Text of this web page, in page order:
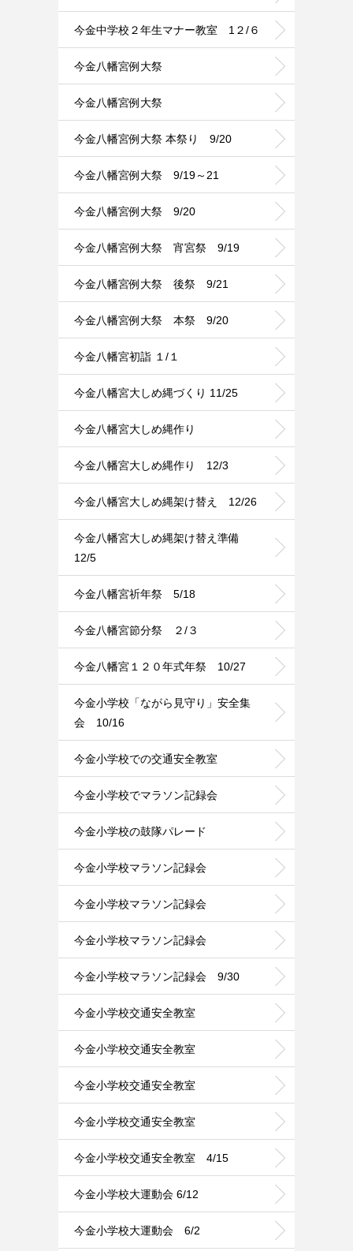
今金中学校２年生マナー教室 1２/６
今金八幡宮例大祭
今金八幡宮例大祭
今金八幡宮例大祭 本祭り 9/20
今金八幡宮例大祭 9/19～21
今金八幡宮例大祭 9/20
今金八幡宮例大祭 宵宮祭 9/19
今金八幡宮例大祭 後祭 9/21
今金八幡宮例大祭 本祭 9/20
今金八幡宮初詣 １/１
今金八幡宮大しめ縄づくり 11/25
今金八幡宮大しめ縄作り
今金八幡宮大しめ縄作り 12/3
今金八幡宮大しめ縄架け替え 12/26
今金八幡宮大しめ縄架け替え準備
12/5
今金八幡宮祈年祭 5/18
今金八幡宮節分祭 ２/３
今金八幡宮１２０年式年祭 10/27
今金小学校「ながら見守り」安全集
会 10/16
今金小学校での交通安全教室
今金小学校でマラソン記録会
今金小学校の鼓隊パレード
今金小学校マラソン記録会
今金小学校マラソン記録会
今金小学校マラソン記録会
今金小学校マラソン記録会 9/30
今金小学校交通安全教室
今金小学校交通安全教室
今金小学校交通安全教室
今金小学校交通安全教室
今金小学校交通安全教室 4/15
今金小学校大運動会 6/12
今金小学校大運動会 6/2